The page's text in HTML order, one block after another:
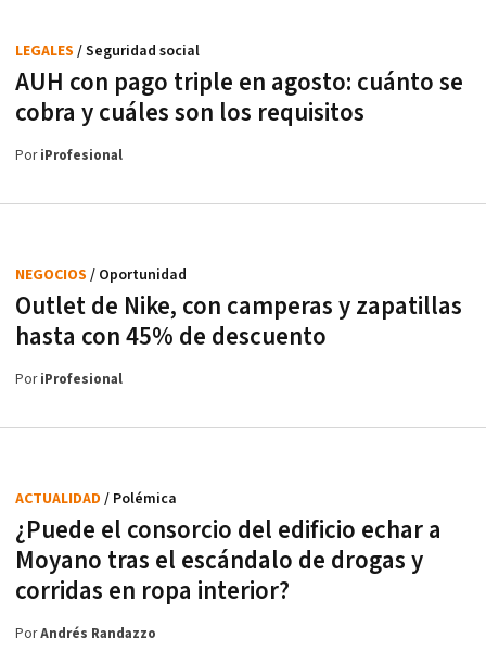
AUH con pago triple en agosto: cuánto se
cobra y cuáles son los requisitos
LEGALES / Seguridad social
PoriProfesional
Outlet de Nike, con camperas y zapatillas
hasta con 45% de descuento
NEGOCIOS / Oportunidad
PoriProfesional
¿Puede el consorcio del edificio echar a
Moyano tras el escándalo de drogas y
corridas en ropa interior?
ACTUALIDAD / Polémica
PorAndrés Randazzo